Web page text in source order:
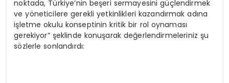
noktada, Türkiye’nin beşeri sermayesini güçlendirmek
ve yöneticilere gerekli yetkinlikleri kazandırmak adına
işletme okulu konseptinin kritik bir rol oynaması
gerekiyor” şeklinde konuşarak değerlendirmeleriniz şu
sözlerle sonlandırdı: